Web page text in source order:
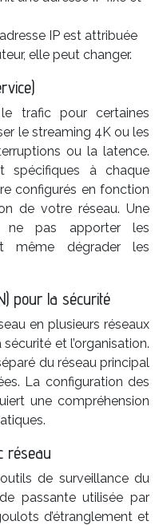
IP est attribuée
elle peut changer.
trafic pour certaines
le streaming 4K ou les
ou la latence.
spécifiques à chaque
configurés en fonction
de votre réseau. Une
ne pas apporter les
même dégrader les
pour la sécurité
en plusieurs réseaux
et l’organisation.
du réseau principal
La configuration des
une compréhension
réseau
de surveillance du
passante utilisée par
d’étranglement et